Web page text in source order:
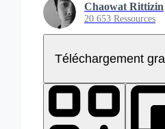
Chaowat Rittizin
20 653 Ressources
Téléchargement